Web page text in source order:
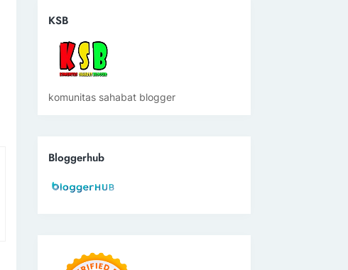
KSB
komunitas sahabat blogger
Bloggerhub